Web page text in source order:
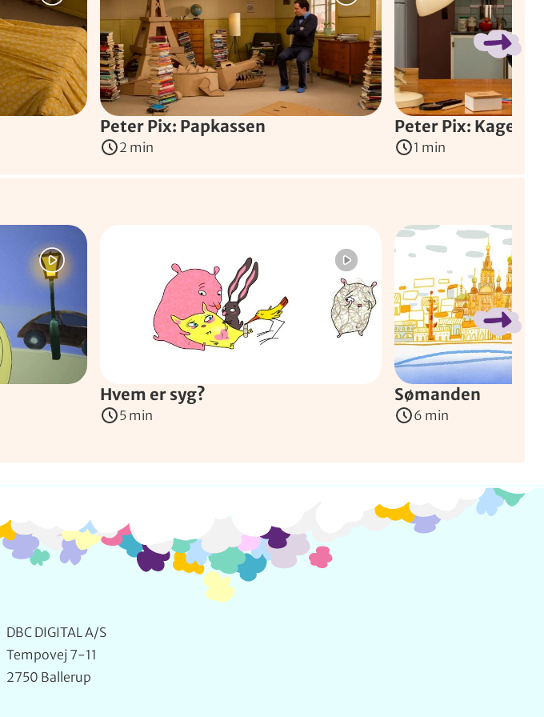
Peter Pix: Papkassen
2 min
Peter Pix: Kagen
1 min
Hvem er syg?
5 min
Sømanden
6 min
Info og kontakt
DBC DIGITAL A/S
Tempovej 7-11
2750 Ballerup